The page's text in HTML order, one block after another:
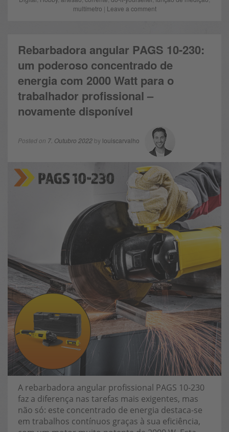
multímetro | Leave a comment
Rebarbadora angular PAGS 10-230:
um poderoso concentrado de
energia com 2000 Watt para o
trabalhador profissional –
novamente disponível
Posted on 7. Outubro 2022 by louiscarvalho
A rebarbadora angular profissional PAGS 10-230
faz a diferença nas tarefas mais exigentes, mas
não só: este concentrado de energia destaca-se
em trabalhos contínuos graças à sua eficiência,